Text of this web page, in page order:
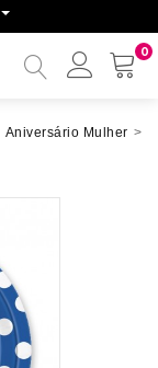
0
Minha
Aniversário Mulher >